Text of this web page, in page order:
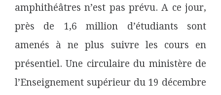
amphithéâtres n’est pas prévu. A ce jour,
près de 1,6 million d’étudiants sont
amenés à ne plus suivre les cours en
présentiel. Une circulaire du ministère de
l’Enseignement supérieur du 19 décembre